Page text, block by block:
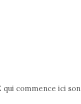
qui commence ici son